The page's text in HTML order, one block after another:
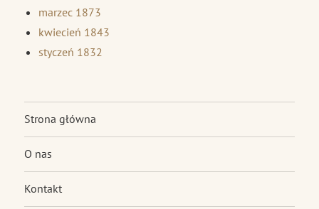
marzec 1873
kwiecień 1843
styczeń 1832
Strona główna
O nas
Kontakt